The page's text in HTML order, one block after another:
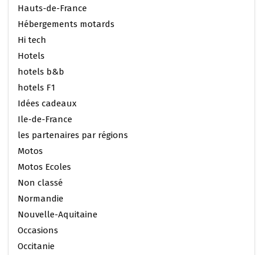
Hauts-de-France
Hébergements motards
Hi tech
Hotels
hotels b&b
hotels F1
Idées cadeaux
Ile-de-France
les partenaires par régions
Motos
Motos Ecoles
Non classé
Normandie
Nouvelle-Aquitaine
Occasions
Occitanie